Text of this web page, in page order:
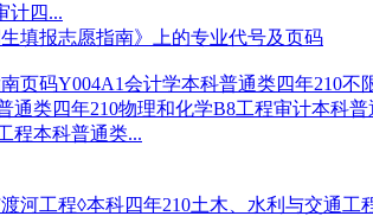
计四...
填报志愿指南》上的专业代号及页码
页码Y004A1会计学本科普通类四年210
类四年210物理和化学B8工程审计本科
程本科普通类...
河工程◊本科四年210土木、水利与交通